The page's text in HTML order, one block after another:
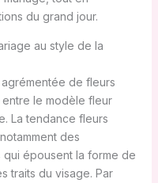
du grand jour.
au style de la
de fleurs
le modèle fleur
La tendance fleurs
des
épousent la forme de
traits du visage. Par